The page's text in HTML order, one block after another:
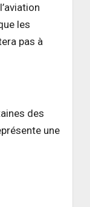
les
pas à
des
une